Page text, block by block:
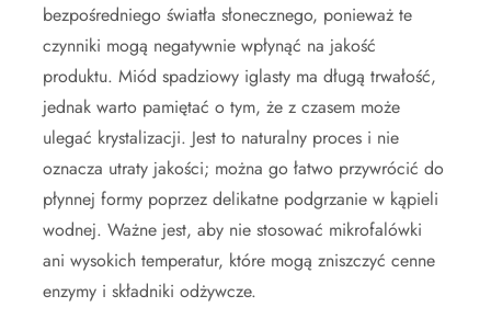
bezpośredniego światła słonecznego, ponieważ te
czynniki mogą negatywnie wpłynąć na jakość
produktu. Miód spadziowy iglasty ma długą trwałość,
jednak warto pamiętać o tym, że z czasem może
ulegać krystalizacji. Jest to naturalny proces i nie
oznacza utraty jakości; można go łatwo przywrócić do
płynnej formy poprzez delikatne podgrzanie w kąpieli
wodnej. Ważne jest, aby nie stosować mikrofalówki
ani wysokich temperatur, które mogą zniszczyć cenne
enzymy i składniki odżywcze.